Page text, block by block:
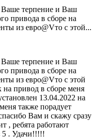
Ваше терпение и Ваш
привода в сборе на
из евро@Vто с этой...
Ваше терпение и Ваш
привода в сборе на
из евро@Vто с этой
на привод в сборе меня
13.04.2022 на
также порадует
Вам и скажу сразу
, ребята работают
5 . Удачи!!!!!